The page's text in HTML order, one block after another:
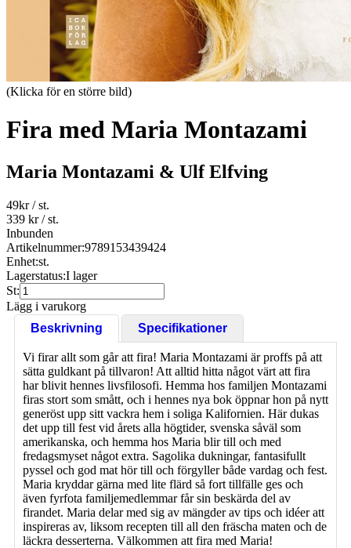
(Klicka för en större bild)
Fira med Maria Montazami
Maria Montazami & Ulf Elfving
49kr/ st.
339 kr/ st.
Inbunden
Artikelnummer:9789153439424
Enhet:st.
Lagerstatus:I lager
St:
Lägg i varukorg
Beskrivning
Specifikationer
Vi firar allt som går att fira! Maria Montazami är proffs på att
sätta guldkant på tillvaron! Att alltid hitta något värt att fira
har blivit hennes livsfilosofi. Hemma hos familjen Montazami
firas stort som smått, och i hennes nya bok öppnar hon på nytt
generöst upp sitt vackra hem i soliga Kalifornien. Här dukas
det upp till fest vid årets alla högtider, svenska såväl som
amerikanska, och hemma hos Maria blir till och med
fredagsmyset något extra. Sagolika dukningar, fantasifullt
pyssel och god mat hör till och förgyller både vardag och fest.
Maria kryddar gärna med lite flärd så fort tillfälle ges och
även fyrfota familjemedlemmar får sin beskärda del av
firandet. Maria delar med sig av mängder av tips och idéer att
inspireras av, liksom recepten till all den fräscha maten och de
läckra desserterna. Välkommen att fira med Maria!